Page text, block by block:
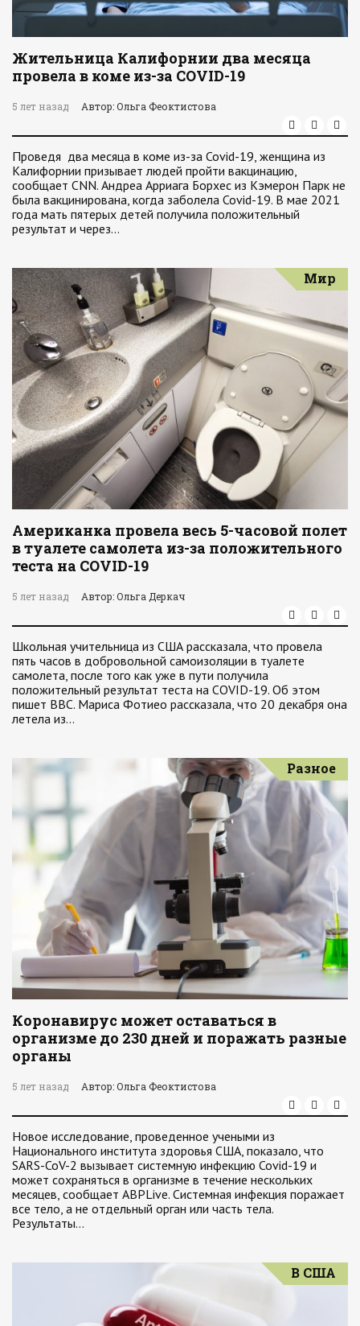
Жительница Калифорнии два месяца
провела в коме из-за COVID-19
5 лет назад Автор: Ольга Феоктистова
Проведя два месяца в коме из-за Covid-19, женщина из
Калифорнии призывает людей пройти вакцинацию,
сообщает CNN. Андреа Арриага Борхес из Кэмерон Парк не
была вакцинирована, когда заболела Covid-19. В мае 2021
года мать пятерых детей получила положительный
результат и через…
Мир
Американка провела весь 5-часовой полет
в туалете самолета из-за положительного
теста на COVID-19
5 лет назад Автор: Ольга Деркач
Школьная учительница из США рассказала, что провела
пять часов в добровольной самоизоляции в туалете
самолета, после того как уже в пути получила
положительный результат теста на COVID-19. Об этом
пишет BBC. Мариса Фотиео рассказала, что 20 декабря она
летела из…
Разное
Коронавирус может оставаться в
организме до 230 дней и поражать разные
органы
5 лет назад Автор: Ольга Феоктистова
Новое исследование, проведенное учеными из
Национального института здоровья США, показало, что
SARS-CoV-2 вызывает системную инфекцию Covid-19 и
может сохраняться в организме в течение нескольких
месяцев, сообщает ABPLive. Системная инфекция поражает
все тело, а не отдельный орган или часть тела.
Результаты…
В США